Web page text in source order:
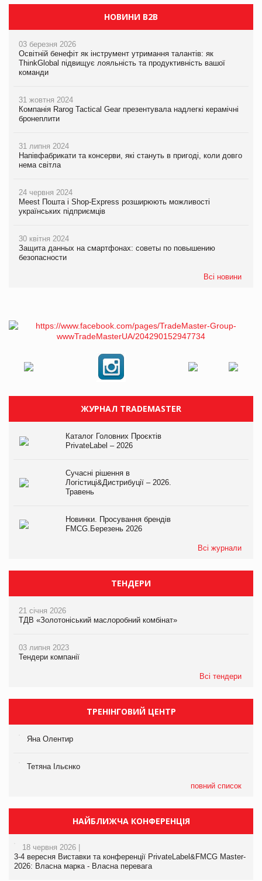
НОВИНИ B2B
03 березня 2026
Освітній бенефіт як інструмент утримання талантів: як
ThinkGlobal підвищує лояльність та продуктивність вашої
команди
31 жовтня 2024
Компанія Rarog Tactical Gear презентувала надлегкі керамічні
бронеплити
31 липня 2024
Напівфабрикати та консерви, які стануть в пригоді, коли довго
нема світла
24 червня 2024
Meest Пошта і Shop-Express розширюють можливості
українських підприємців
30 квітня 2024
Защита данных на смартфонах: советы по повышению
безопасности
Всі новини
ЖУРНАЛ TRADEMASTER
Каталог Головних Проєктів
PrivateLabel – 2026
Сучасні рішення в
Логістиці&Дистрибуції – 2026.
Травень
Новинки. Просування брендів
FMCG.Березень 2026
Всі журнали
ТЕНДЕРИ
21 січня 2026
ТДВ «Золотоніський маслоробний комбінат»
03 липня 2023
Тендери компанії
Всі тендери
ТРЕНІНГОВИЙ ЦЕНТР
Яна Олентир
Тетяна Ільєнко
повний список
НАЙБЛИЖЧА КОНФЕРЕНЦІЯ
18 червня 2026 |
3-4 вересня Виставки та конференції PrivateLabel&FMCG Master-
2026: Власна марка - Власна перевага